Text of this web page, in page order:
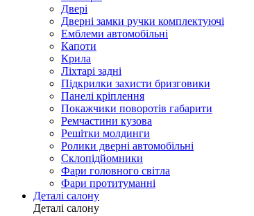
Двері
Дверні замки ручки комплектуючі
Емблеми автомобільні
Капоти
Крила
Ліхтарі задні
Підкрилки захисти бризговики
Панелі кріплення
Покажчики поворотів габарити
Ремчастини кузова
Решітки молдинги
Ролики дверні автомобільні
Склопідйомники
Фари головного світла
Фари протитуманні
Деталі салону
Деталі салону